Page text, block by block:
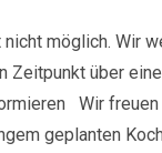
möglich. Wir
Zeitpunkt über
Wir freuen
geplanten